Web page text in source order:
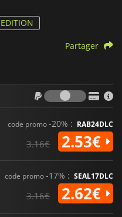
Partager
Frais
code promo-20% : RAB24DLC
3.16€ 2.53€
code promo-17% : SEAL17DLC
3.16€ 2.62€